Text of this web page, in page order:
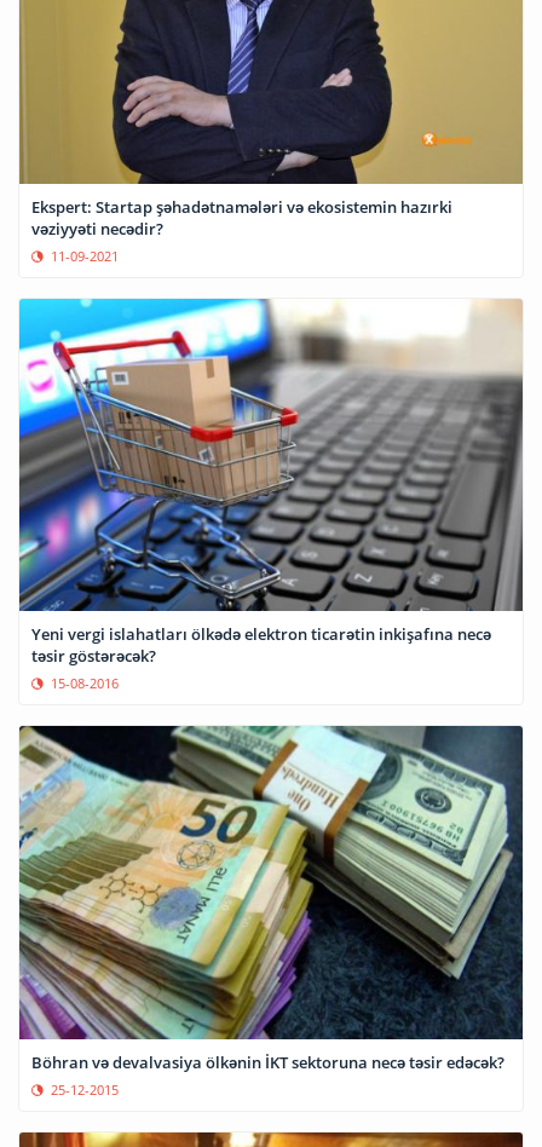
Ekspert: Startap şəhadətnamələri və ekosistemin hazırki
vəziyyəti necədir?
11-09-2021
Yeni vergi islahatları ölkədə elektron ticarətin inkişafına necə
təsir göstərəcək?
15-08-2016
Böhran və devalvasiya ölkənin İKT sektoruna necə təsir edəcək?
25-12-2015